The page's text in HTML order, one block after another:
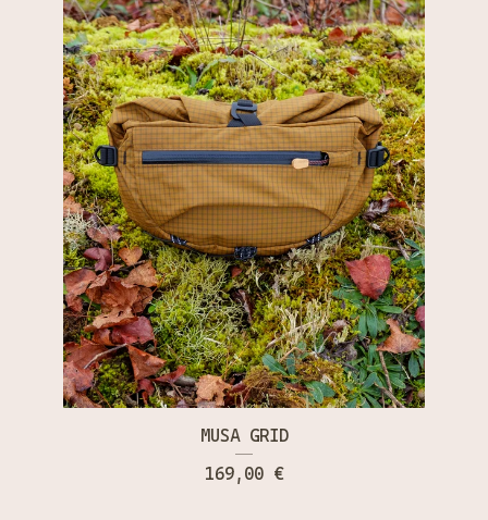
MUSA GRID
169,00 €